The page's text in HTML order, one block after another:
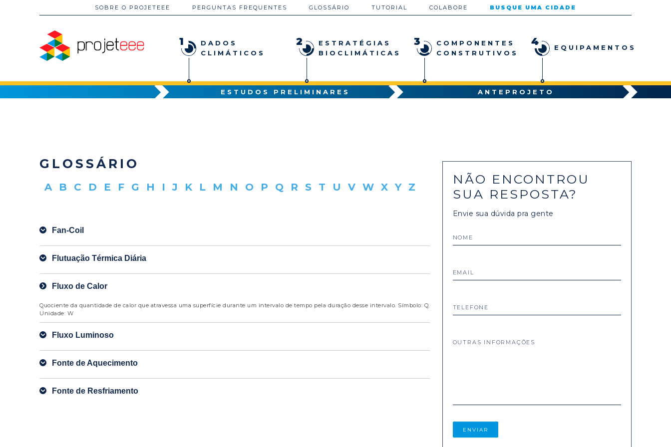
SOBRE O PROJETEEE PERGUNTAS FREQUENTES GLOSSÁRIO TUTORIAL COLABORE BUSQUE UMA CIDADE
1
DADOS
CLIMÁTICOS
2
ESTRATÉGIAS
BIOCLIMÁTICAS
3
COMPONENTES
CONSTRUTIVOS
4 EQUIPAMENTOS
ANTEPROJETO
ESTUDOS PRELIMINARES
GLOSSÁRIO
A B C D E F G H I J K L M N O P Q R S T U V W X Y Z
Fan-Coil
Flutuação Térmica Diária
Fluxo de Calor
Quociente da quantidade de calor que atravessa uma superfície durante um intervalo de tempo pela duração desse intervalo. Símbolo: Q.
Unidade: W
Fluxo Luminoso
Fonte de Aquecimento
Fonte de Resfriamento
NÃO ENCONTROU
SUA RESPOSTA?
Envie sua dúvida pra gente
NOME
EMAIL
TELEFONE
OUTRAS INFORMAÇÕES